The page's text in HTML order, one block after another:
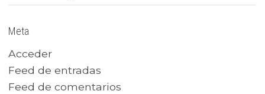
Meta
Acceder
Feed de entradas
Feed de comentarios